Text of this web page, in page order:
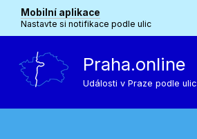
Mobilní aplikace
Nastavte si notifikace podle ulic
Praha.online
Události v Praze podle ulic